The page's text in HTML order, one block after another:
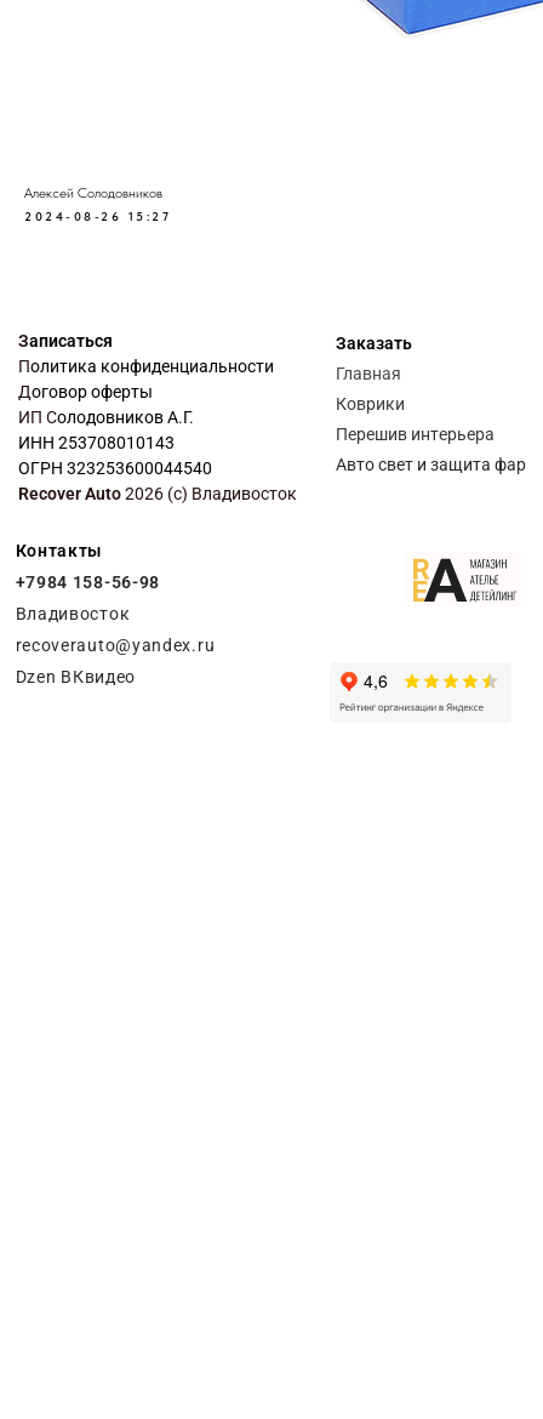
Алексей Солодовников
2024-08-26 15:27